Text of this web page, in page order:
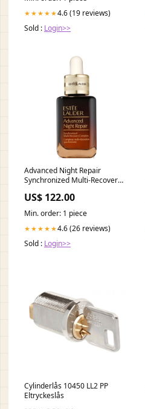
★★★★★4.6 (19 reviews)
Sold : Login>>
Advanced Night Repair
Synchronized Multi-Recovery
przeciwdziałające oznakom
starzenia serum do twarzy
dla wszystkich typów skóry
30ml producent-Dr Irena
Eris555128
US$ 122.00
Min. order: 1 piece
★★★★★4.6 (26 reviews)
Sold : Login>>
Cylinderlås 10450 LL2 PP
Eltryckeslås